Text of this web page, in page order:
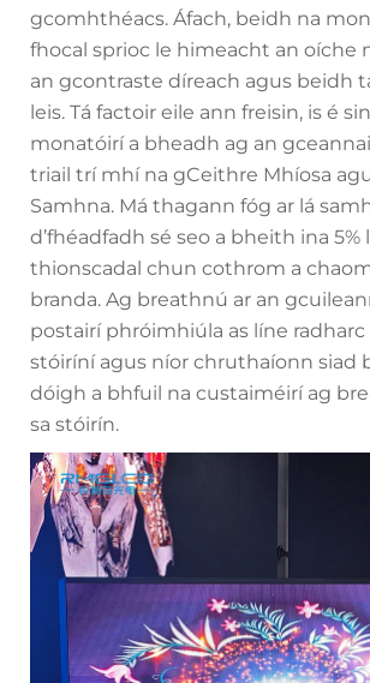
gcomhthéacs. Áfach, beidh na
fhocal sprioc le himeacht an oíche
an gcontraste díreach agus beidh
leis. Tá factoir eile ann freisin, is é
monatóirí a bheadh ag an
triail trí mhí na gCeithre Mhíosa
Samhna. Má thagann fóg ar lá
d’fhéadfadh sé seo a bheith ina 5%
thionscadal chun cothrom a
branda. Ag breathnú ar an
postairí phróimhiúla as líne radharc
stóiríní agus níor chruthaíonn siad
dóigh a bhfuil na custaiméirí ag
sa stóirín.